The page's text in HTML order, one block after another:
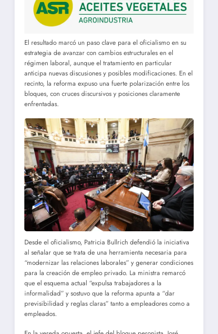
El resultado marcó un paso clave para el oficialismo en su
estrategia de avanzar con cambios estructurales en el
régimen laboral, aunque el tratamiento en particular
anticipa nuevas discusiones y posibles modificaciones. En el
recinto, la reforma expuso una fuerte polarización entre los
bloques, con cruces discursivos y posiciones claramente
enfrentadas.
Desde el oficialismo, Patricia Bullrich defendió la iniciativa
al señalar que se trata de una herramienta necesaria para
“modernizar las relaciones laborales” y generar condiciones
para la creación de empleo privado. La ministra remarcó
que el esquema actual “expulsa trabajadores a la
informalidad” y sostuvo que la reforma apunta a “dar
previsibilidad y reglas claras” tanto a empleadores como a
empleados.